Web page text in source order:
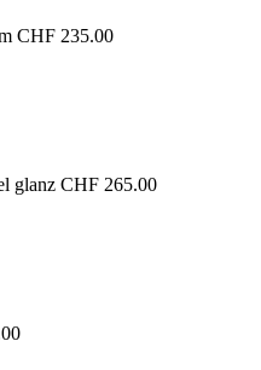
CHF 235.00
glanz CHF 265.00